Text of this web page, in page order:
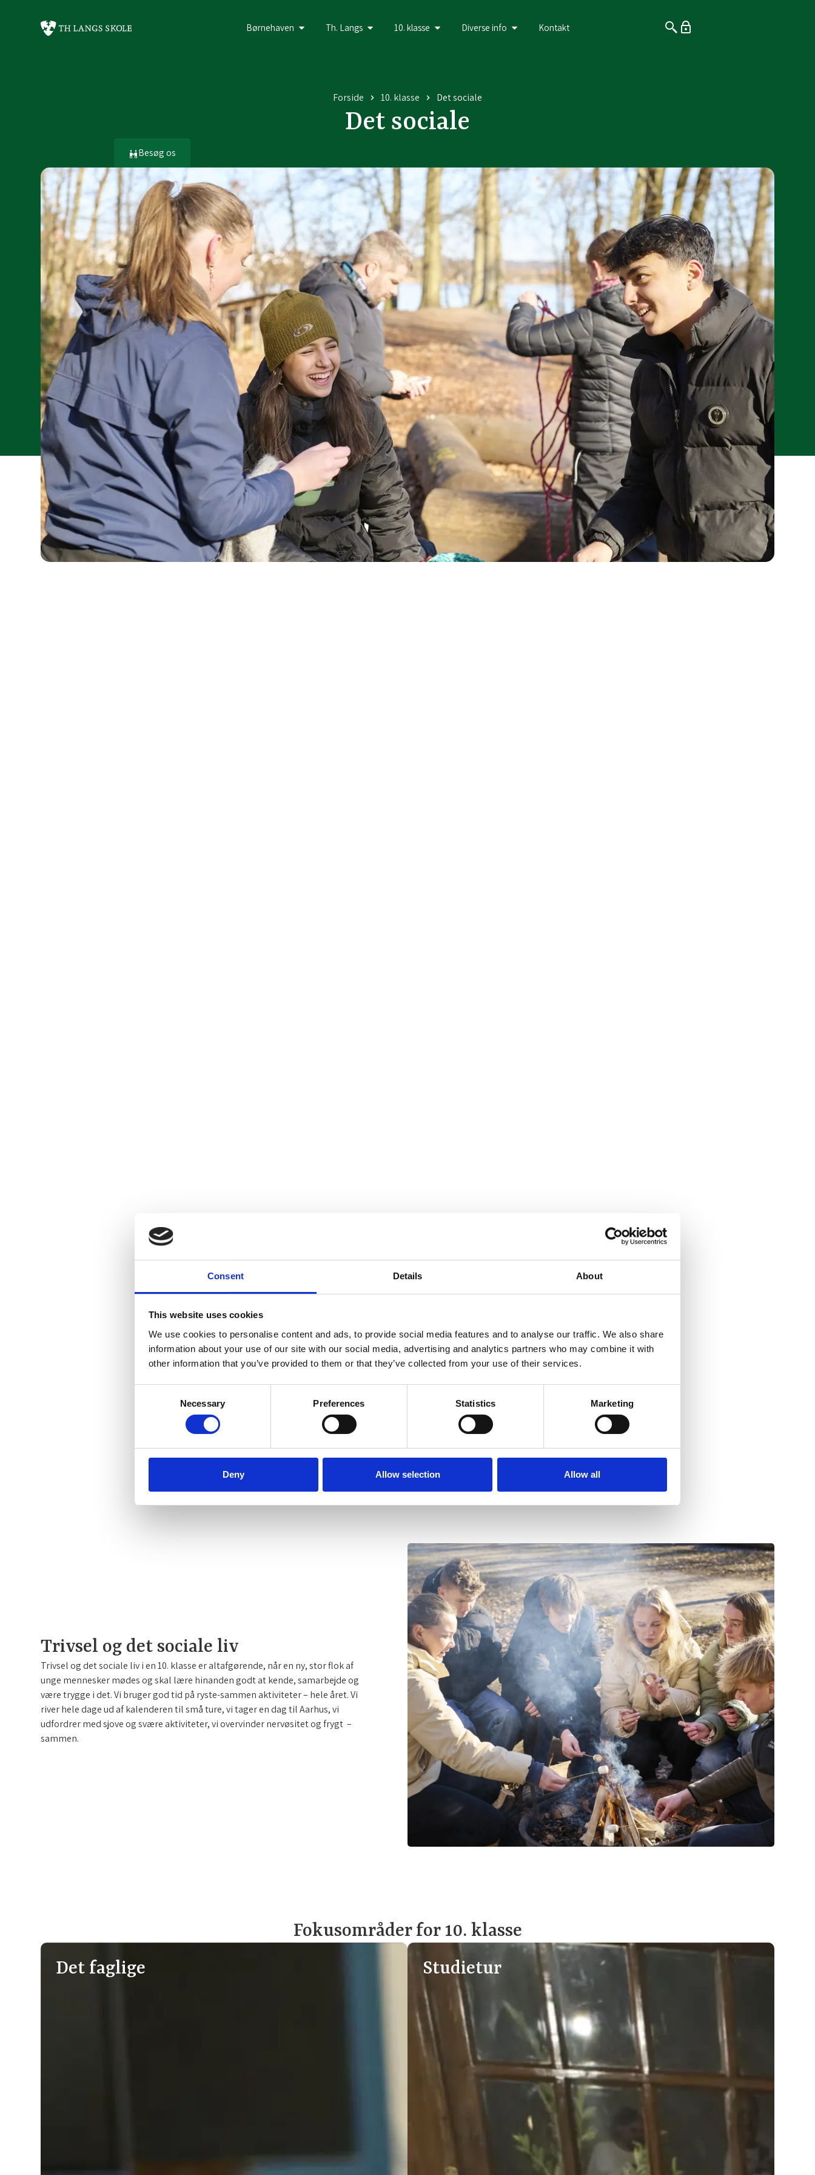
Consent Details About
This website uses cookies
We use cookies to personalise content and ads, to provide social media features and to analyse our traffic. We also share
information about your use of our site with our social media, advertising and analytics partners who may combine it with
other information that you’ve provided to them or that they’ve collected from your use of their services.
Necessary Preferences Statistics Marketing
Deny Allow selection Allow all
Børnehaven Th. Langs 10. klasse Diverse info Kontakt
Forside 10. klasse Det sociale
Det sociale
Besøg os
Trivsel og det sociale liv
Trivsel og det sociale liv i en 10. klasse er altafgørende, når en ny, stor flok af
unge mennesker mødes og skal lære hinanden godt at kende, samarbejde og
være trygge i det. Vi bruger god tid på ryste-sammen aktiviteter – hele året. Vi
river hele dage ud af kalenderen til små ture, vi tager en dag til Aarhus, vi
udfordrer med sjove og svære aktiviteter, vi overvinder nervøsitet og frygt –
sammen.
Fokusområder for 10. klasse
Det faglige
Studietur